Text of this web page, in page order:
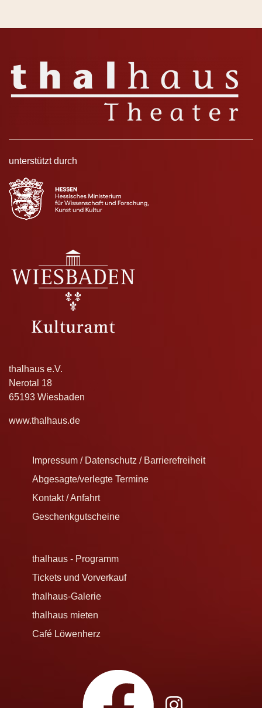
unterstützt durch
thalhaus e.V.
Nerotal 18
65193 Wiesbaden
www.thalhaus.de
Impressum / Datenschutz / Barrierefreiheit
Abgesagte/verlegte Termine
Kontakt / Anfahrt
Geschenkgutscheine
thalhaus - Programm
Tickets und Vorverkauf
thalhaus-Galerie
thalhaus mieten
Café Löwenherz